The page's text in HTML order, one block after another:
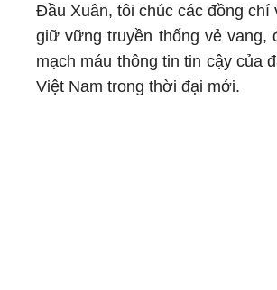
Đầu Xuân, tôi chúc các đồng chí
giữ vững truyền thống vẻ
mạch máu thông tin tin cậy của
Việt Nam trong thời đại mới.